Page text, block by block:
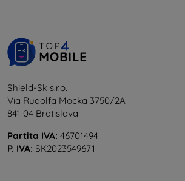
Shield-Sk s.r.o.
Via Rudolfa Mocka 3750/2A
841 04 Bratislava
Partita IVA: 46701494
P. IVA: SK2023549671